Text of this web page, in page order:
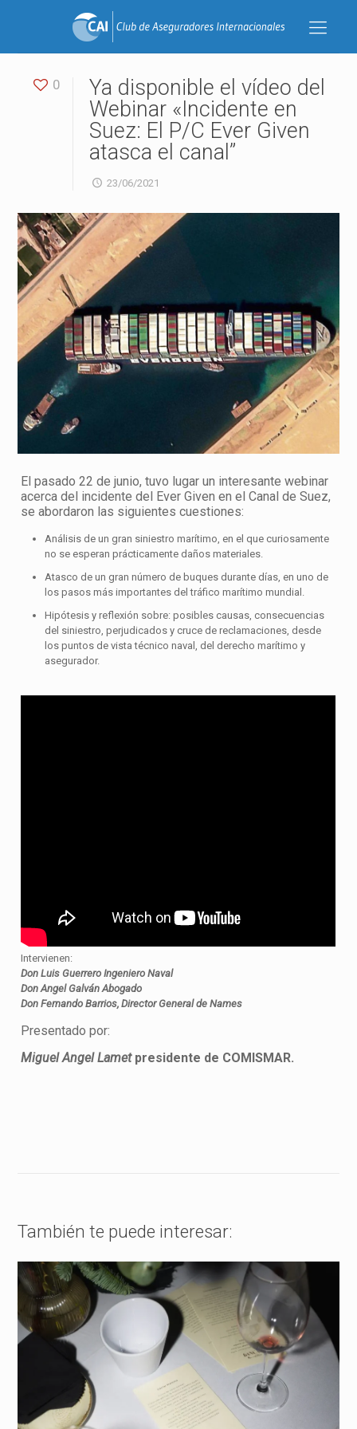
0
Ya disponible el vídeo del
Webinar «Incidente en
Suez: El P/C Ever Given
atasca el canal”
23/06/2021
El pasado 22 de junio, tuvo lugar un interesante webinar
acerca del incidente del Ever Given en el Canal de Suez,
se abordaron las siguientes cuestiones:
Análisis de un gran siniestro marítimo, en el que curiosamente
no se esperan prácticamente daños materiales.
Atasco de un gran número de buques durante días, en uno de
los pasos más importantes del tráfico marítimo mundial.
Hipótesis y reflexión sobre: posibles causas, consecuencias
del siniestro, perjudicados y cruce de reclamaciones, desde
los puntos de vista técnico naval, del derecho marítimo y
asegurador.
Intervienen:
Don Luis Guerrero Ingeniero Naval
Don Angel Galván Abogado
Don Fernando Barrios, Director General de Names
Presentado por:
Miguel Angel Lametpresidente de COMISMAR.
También te puede interesar: